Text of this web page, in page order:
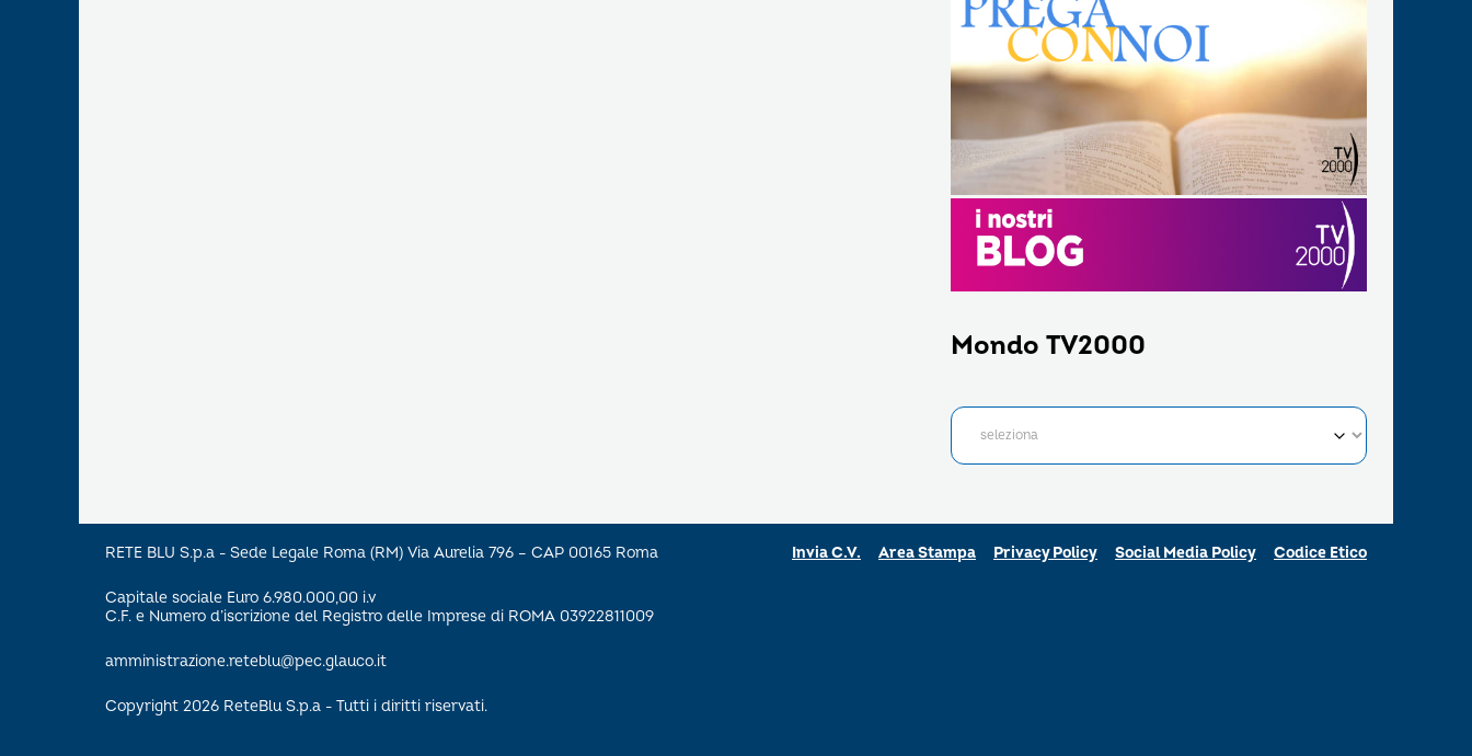
Mondo TV2000
RETE BLU S.p.a - Sede Legale Roma (RM) Via Aurelia 796 – CAP 00165 Roma
Capitale sociale Euro 6.980.000,00 i.v
C.F. e Numero d’iscrizione del Registro delle Imprese di ROMA 03922811009
amministrazione.reteblu@pec.glauco.it
Copyright 2026 ReteBlu S.p.a - Tutti i diritti riservati.
Invia C.V. Area Stampa Privacy Policy Social Media Policy Codice Etico